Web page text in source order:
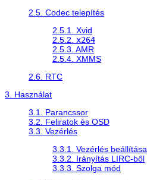
2.5. Codec telepítés
2.5.1. Xvid
2.5.2. x264
2.5.3. AMR
2.5.4. XMMS
2.6. RTC
3. Használat
3.1. Parancssor
3.2. Feliratok és OSD
3.3. Vezérlés
3.3.1. Vezérlés beállítása
3.3.2. Irányítás LIRC-ből
3.3.3. Szolga mód